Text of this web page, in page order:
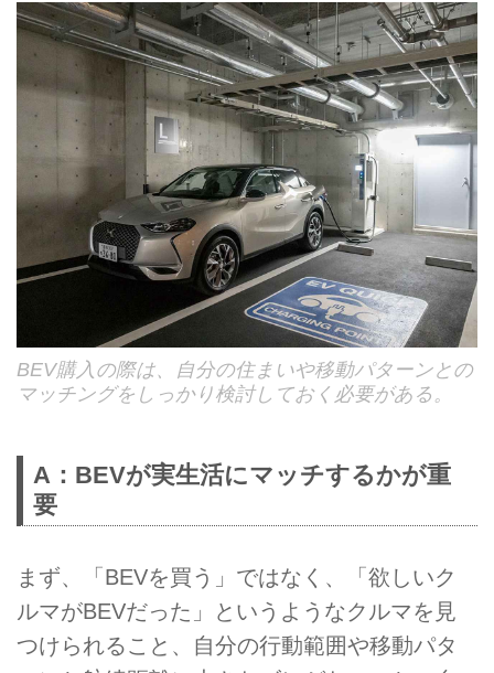
BEV購入の際は、自分の住まいや移動パターンとの
マッチングをしっかり検討しておく必要がある。
A：BEVが実生活にマッチするかが重
要
まず、「BEVを買う」ではなく、「欲しいク
ルマがBEVだった」というようなクルマを見
つけられること、自分の行動範囲や移動パタ